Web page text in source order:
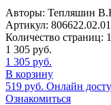
Авторы: Тепляшин
Артикул: 806622.02.01
Количество страниц:
1 305 руб.
1 305 руб.
В корзину
519 руб. Онлайн
Ознакомиться